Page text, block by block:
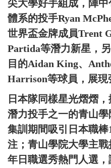
尖大學好手組成，陣
體系的投手Ryan
世界盃金牌成員Trent
Partida等潛力新星，
目的Aidan King、
Harrison等球員，展現
日本隊同樣星光熠熠
潛力投手之一的青山學
集訓期間吸引日本職
注；青山學院大學主
年日職選秀熱門人選